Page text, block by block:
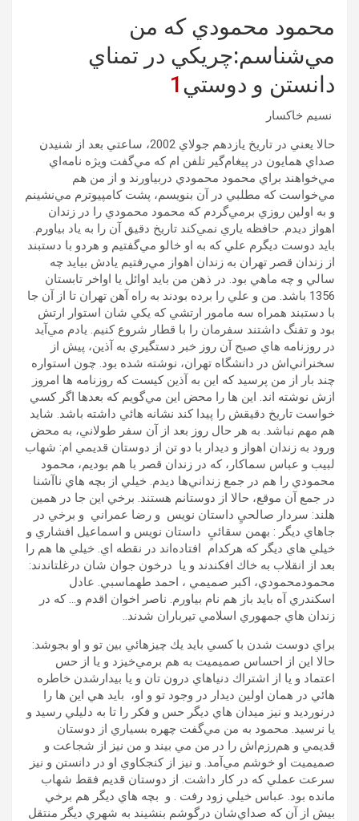
محمود محمودي كه من
مي‌شناسم:چريكي در تمناي
دانستن و دوستي1
نسيم خاكسار
حالا يعني در تاريخ يازدهم جولاي 2002، ساعتي بعد از شنيدن
صداي همايون در پيغام‌گير تلفن ام كه مي‌گفت ويژه نامه‌اي
مي‌خواهند براي محمود محمودي دربياورند و از من هم
مي‌خواست كه مطلبي در آن بنويسم، پشت كامپيوترم مي‌نشينم
و به اولين روزي برمي‌گردم كه محمود محمودي را در زندان
اهواز ديدم. حافظه ياري نمي‌كند تاريخ دقيق آن را به ياد بياورم.
بايد دوست ديگرم علي كه به او خالو مي‌گفتيم و هردو با دستبند
از زندان قصر تهران به زندان اهواز مي‌رفتيم يادش بيايد چه
سالي و چه ماهي بود. در ذهن من بايد اوائل يا اواخر تابستان
1356 باشد. من و علي را برده بودند به راه آهن تهران تا از آن جا
با دستبند همراه سه مامور ارتشي كه يكي شان استوار ارتش
بود و تفنگ داشتند سفرمان را با قطار شروع كنيم. يادم مي‌آيد
در روزنامه هاي صبح آن روز خبر دستگيري به آذين، پيش از
سخنراني‌اش در دانشگاه تهران، نوشته شده بود. چون استواره
چند بار از من پرسيد كه اين به آذين كيست كه روزنامه ها امروز
ازش نوشته اند. اين ها را محض اين مي‌گويم كه بعدها اگر كسي
خواست تاريخ دقيقش را پيدا كند نشانه هائي داشته باشد. شايد
هم مهم نباشد. به هر حال روز بعد از آن سفر طولاني، به محض
ورود به زندان اهواز و ديدار با دو تن از دوستان قديمي ام: شهاب
لبيب و عباس سماكار، كه در زندان قصر با هم بوديم، محمود
محمودي را هم در جمع زنداني‌ها ديدم. خيلي از بچه هاي ناآشنا
در جمع آن موقع، حالا از دوستانم هستند. برخي اين جا در همين
هلند: سردار صالحيِ داستان نويس و رضا عمراني و برخي در
جاهاي ديگر : بهمن سقائيِ داستان نويس و اسماعيل افشاري و
خيلي هاي ديگر كه هركدام افتاده‌اند در نقطه اي. خيلي ها هم را
بعد از انقلاب به خاك افكندند و يا درخون جوان شان درغلتاندند:
محمودمحمودي، اكبر صميمي ، احمد طهماسبي. عادل
اسكندري آه بايد باز هم نام بياورم. ناصر اخوان اقدم و… كه در
زندان هاي جمهوري اسلامي تيرباران شدند..
براي دوست شدن با كسي بايد يك چيزهائي بين تو و او بجوشد:‌
حالا اين از احساس صميميت به هم برمي‌خيزد و يا از حس
اعتماد و يا از اشتراك دنياهاي درون تان و يا بيدارشدن خاطره
هائي در همان اولين ديدار در وجود تو و او، بايد هي اين ها را
درنورديد و نيز ميدان هاي ديگر حس و فكر را تا به دليلي رسيد و
يا نرسيد. محمود به من مي‌گفت چهره بسياري از دوستان
قديمي و هم‌رزم‌اش را در من مي بيند و من نيز از شجاعت و
صميميت او خوشم مي‌آمد. و نيز از كنجكاوي او در دانستن و نيز
سرعت عملي كه در كار داشت. از دوستان قديم فقط شهاب
مانده بود. عباس خيلي زود رفت . و بچه هاي ديگر هم برخي
بيش از آن كه صداي‌شان درگوشم بنشيند به شهري ديگر منتقل